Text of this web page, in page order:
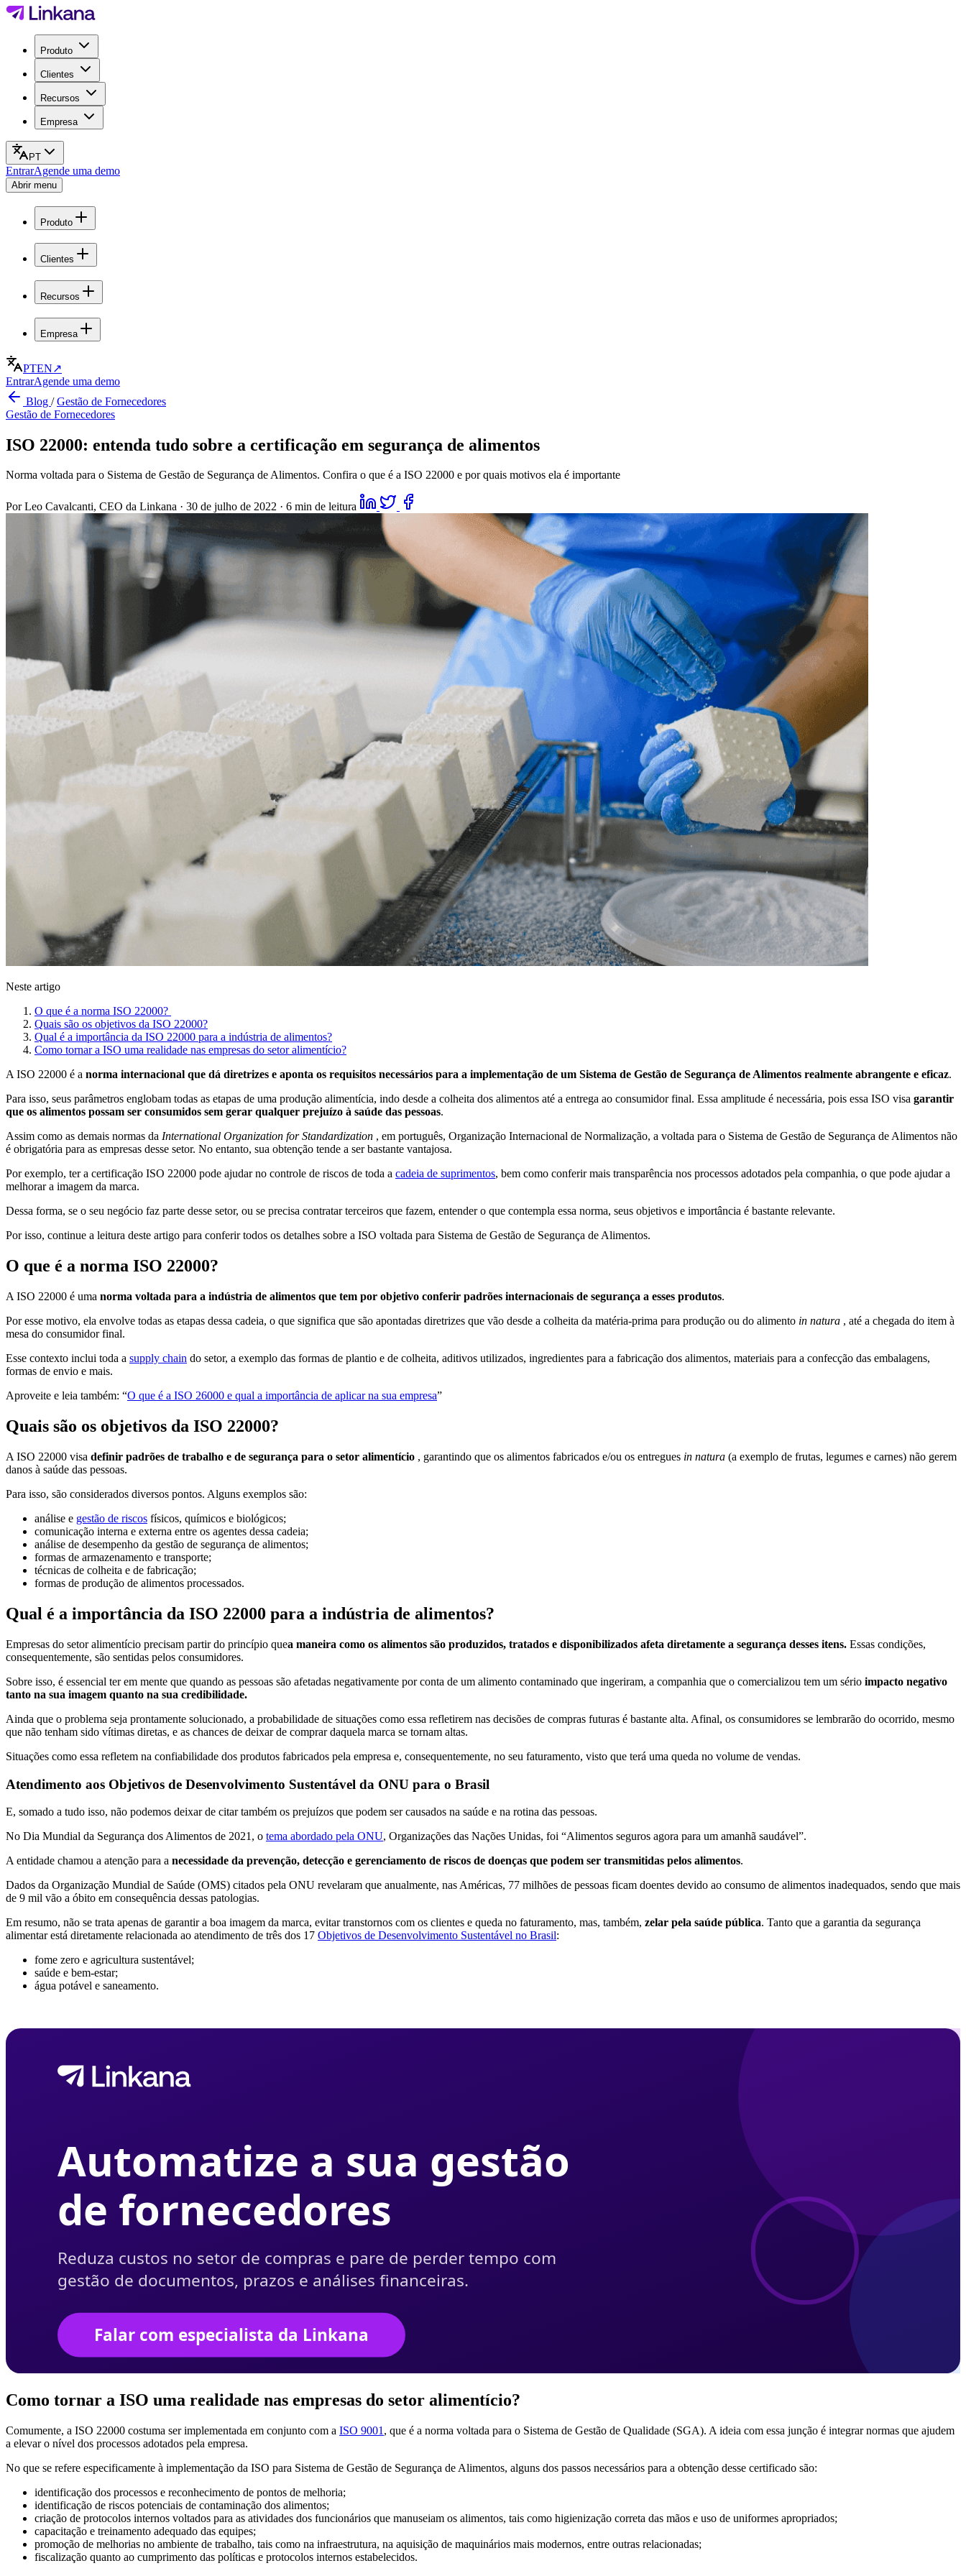
Produto
Clientes
Recursos
Empresa
PT
EntrarAgende uma demo
Abrir menu
Produto
Clientes
Recursos
Empresa
PTEN↗
EntrarAgende uma demo
Blog /Gestão de Fornecedores
Gestão de Fornecedores
ISO 22000: entenda tudo sobre a certificação em segurança de alimentos
Norma voltada para o Sistema de Gestão de Segurança de Alimentos. Confira o que é a ISO 22000 e por quais motivos ela é importante
Por Leo Cavalcanti, CEO da Linkana · 30 de julho de 2022 · 6 min de leitura
Neste artigo
O que é a norma ISO 22000?
Quais são os objetivos da ISO 22000?
Qual é a importância da ISO 22000 para a indústria de alimentos?
Como tornar a ISO uma realidade nas empresas do setor alimentício?
A ISO 22000 é a norma internacional que dá diretrizes e aponta os requisitos necessários para a implementação de um Sistema de Gestão de Segurança de Alimentos realmente abrangente e eficaz.
Para isso, seus parâmetros englobam todas as etapas de uma produção alimentícia, indo desde a colheita dos alimentos até a entrega ao consumidor final. Essa amplitude é necessária, pois essa ISO visa garantir
que os alimentos possam ser consumidos sem gerar qualquer prejuízo à saúde das pessoas.
Assim como as demais normas da International Organization for Standardization , em português, Organização Internacional de Normalização, a voltada para o Sistema de Gestão de Segurança de Alimentos não
é obrigatória para as empresas desse setor. No entanto, sua obtenção tende a ser bastante vantajosa.
Por exemplo, ter a certificação ISO 22000 pode ajudar no controle de riscos de toda a cadeia de suprimentos, bem como conferir mais transparência nos processos adotados pela companhia, o que pode ajudar a
melhorar a imagem da marca.
Dessa forma, se o seu negócio faz parte desse setor, ou se precisa contratar terceiros que fazem, entender o que contempla essa norma, seus objetivos e importância é bastante relevante.
Por isso, continue a leitura deste artigo para conferir todos os detalhes sobre a ISO voltada para Sistema de Gestão de Segurança de Alimentos.
O que é a norma ISO 22000?
A ISO 22000 é uma norma voltada para a indústria de alimentos que tem por objetivo conferir padrões internacionais de segurança a esses produtos.
Por esse motivo, ela envolve todas as etapas dessa cadeia, o que significa que são apontadas diretrizes que vão desde a colheita da matéria-prima para produção ou do alimento in natura , até a chegada do item à
mesa do consumidor final.
Esse contexto inclui toda a supply chain do setor, a exemplo das formas de plantio e de colheita, aditivos utilizados, ingredientes para a fabricação dos alimentos, materiais para a confecção das embalagens,
formas de envio e mais.
Aproveite e leia também: “O que é a ISO 26000 e qual a importância de aplicar na sua empresa”
Quais são os objetivos da ISO 22000?
A ISO 22000 visa definir padrões de trabalho e de segurança para o setor alimentício , garantindo que os alimentos fabricados e/ou os entregues in natura (a exemplo de frutas, legumes e carnes) não gerem
danos à saúde das pessoas.
Para isso, são considerados diversos pontos. Alguns exemplos são:
análise e gestão de riscos físicos, químicos e biológicos;
comunicação interna e externa entre os agentes dessa cadeia;
análise de desempenho da gestão de segurança de alimentos;
formas de armazenamento e transporte;
técnicas de colheita e de fabricação;
formas de produção de alimentos processados.
Qual é a importância da ISO 22000 para a indústria de alimentos?
Empresas do setor alimentício precisam partir do princípio quea maneira como os alimentos são produzidos, tratados e disponibilizados afeta diretamente a segurança desses itens. Essas condições,
consequentemente, são sentidas pelos consumidores.
Sobre isso, é essencial ter em mente que quando as pessoas são afetadas negativamente por conta de um alimento contaminado que ingeriram, a companhia que o comercializou tem um sério impacto negativo
tanto na sua imagem quanto na sua credibilidade.
Ainda que o problema seja prontamente solucionado, a probabilidade de situações como essa refletirem nas decisões de compras futuras é bastante alta. Afinal, os consumidores se lembrarão do ocorrido, mesmo
que não tenham sido vítimas diretas, e as chances de deixar de comprar daquela marca se tornam altas.
Situações como essa refletem na confiabilidade dos produtos fabricados pela empresa e, consequentemente, no seu faturamento, visto que terá uma queda no volume de vendas.
Atendimento aos Objetivos de Desenvolvimento Sustentável da ONU para o Brasil
E, somado a tudo isso, não podemos deixar de citar também os prejuízos que podem ser causados na saúde e na rotina das pessoas.
No Dia Mundial da Segurança dos Alimentos de 2021, o tema abordado pela ONU, Organizações das Nações Unidas, foi “Alimentos seguros agora para um amanhã saudável”.
A entidade chamou a atenção para a necessidade da prevenção, detecção e gerenciamento de riscos de doenças que podem ser transmitidas pelos alimentos.
Dados da Organização Mundial de Saúde (OMS) citados pela ONU revelaram que anualmente, nas Américas, 77 milhões de pessoas ficam doentes devido ao consumo de alimentos inadequados, sendo que mais
de 9 mil vão a óbito em consequência dessas patologias.
Em resumo, não se trata apenas de garantir a boa imagem da marca, evitar transtornos com os clientes e queda no faturamento, mas, também, zelar pela saúde pública. Tanto que a garantia da segurança
alimentar está diretamente relacionada ao atendimento de três dos 17 Objetivos de Desenvolvimento Sustentável no Brasil:
fome zero e agricultura sustentável;
saúde e bem-estar;
água potável e saneamento.
Como tornar a ISO uma realidade nas empresas do setor alimentício?
Comumente, a ISO 22000 costuma ser implementada em conjunto com a ISO 9001 , que é a norma voltada para o Sistema de Gestão de Qualidade (SGA). A ideia com essa junção é integrar normas que ajudem
a elevar o nível dos processos adotados pela empresa.
No que se refere especificamente à implementação da ISO para Sistema de Gestão de Segurança de Alimentos, alguns dos passos necessários para a obtenção desse certificado são:
identificação dos processos e reconhecimento de pontos de melhoria;
identificação de riscos potenciais de contaminação dos alimentos;
criação de protocolos internos voltados para as atividades dos funcionários que manuseiam os alimentos, tais como higienização correta das mãos e uso de uniformes apropriados;
capacitação e treinamento adequado das equipes;
promoção de melhorias no ambiente de trabalho, tais como na infraestrutura, na aquisição de maquinários mais modernos, entre outras relacionadas;
fiscalização quanto ao cumprimento das políticas e protocolos internos estabelecidos.